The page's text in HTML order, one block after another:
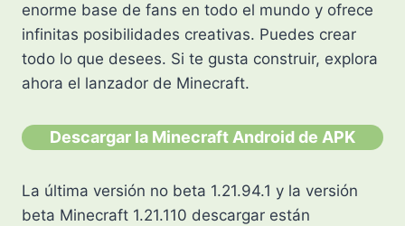
enorme base de fans en todo el mundo y ofrece
infinitas posibilidades creativas. Puedes crear
todo lo que desees. Si te gusta construir, explora
ahora el lanzador de Minecraft.
Descargar la Minecraft Android de APK
La última versión no beta 1.21.94.1 y la versión
beta Minecraft 1.21.110 descargar están